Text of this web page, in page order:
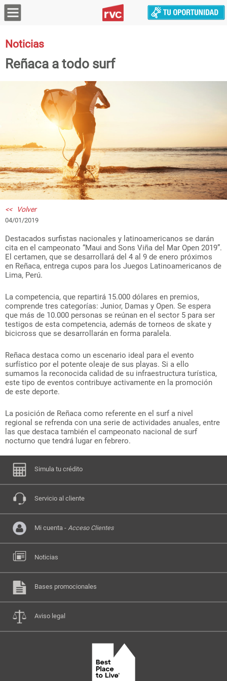
Noticias
Reñaca a todo surf
<< Volver
04/01/2019
Destacados surfistas nacionales y latinoamericanos se darán
cita en el campeonato “Maui and Sons Viña del Mar Open 2019”.
El certamen, que se desarrollará del 4 al 9 de enero próximos
en Reñaca, entrega cupos para los Juegos Latinoamericanos de
Lima, Perú.
La competencia, que repartirá 15.000 dólares en premios,
comprende tres categorías: Junior, Damas y Open. Se espera
que más de 10.000 personas se reúnan en el sector 5 para ser
testigos de esta competencia, además de torneos de skate y
bicicross que se desarrollarán en forma paralela.
Reñaca destaca como un escenario ideal para el evento
surfístico por el potente oleaje de sus playas. Si a ello
sumamos la reconocida calidad de su infraestructura turística,
este tipo de eventos contribuye activamente en la promoción
de este deporte.
La posición de Reñaca como referente en el surf a nivel
regional se refrenda con una serie de actividades anuales, entre
las que destaca también el campeonato nacional de surf
nocturno que tendrá lugar en febrero.
Simula tu crédito
Servicio al cliente
Mi cuenta - Acceso Clientes
Noticias
Bases promocionales
Aviso legal